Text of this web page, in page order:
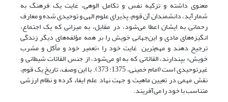
معنوی داشته و تزکیه نفس و تکامل الوهی، غایت یک فرهنگ به
شمارآید، دانشمندان آن قوم، پذیرای علوم الهی و توحیدی شده و معارف
رحمانی به ایشان اعطا می‌شود، در مقابل، به میزانی که یک اجتماع،
انگیزه‌های مادی و این‌جهانی خویش را بر همه مؤلفه‌های دیگر زندگی
ترجیح دهند و مهم‌ترین غایت خود را «تعمیر خود و مأکل و مشرب
خویش» بپندارند، القائاتی که به او می‌شود، از جنس القائات شیطانی و
غیرتوحیدی است (امام خمینی، 1375: 373). با این وصف، تاریخ یک قوم،
نقش مهمی در تعیین ماهیت و جهت نهاد علم ایفاء کرده و نظام ارزشی
متناسب با خود را می‌آفریند.